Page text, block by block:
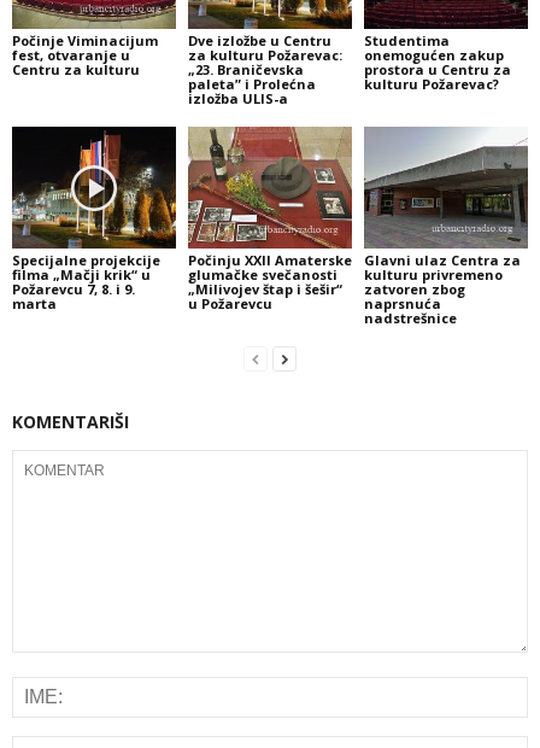
Počinje Viminacijum
fest, otvaranje u
Centru za kulturu
Dve izložbe u Centru
za kulturu Požarevac:
„23. Braničevska
paleta” i Prolećna
izložba ULIS-a
Studentima
onemogućen zakup
prostora u Centru za
kulturu Požarevac?
Specijalne projekcije
filma „Mačji krik“ u
Požarevcu 7, 8. i 9.
marta
Počinju XXII Amaterske
glumačke svečanosti
„Milivojev štap i šešir“
u Požarevcu
Glavni ulaz Centra za
kulturu privremeno
zatvoren zbog
naprsnuća
nadstrešnice
KOMENTARIŠI